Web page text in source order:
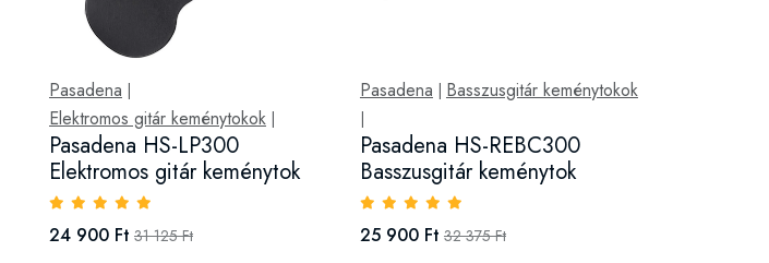
Pasadena
Elektromos gitár keménytokok|
Pasadena HS-LP300
Elektromos gitár keménytok
24 900 Ft 31 125 Ft
Pasadena Basszusgitár keménytokok
Pasadena HS-REBC300
Basszusgitár keménytok
25 900 Ft 32 375 Ft